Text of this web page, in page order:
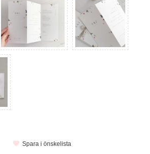
Spara i önskelista